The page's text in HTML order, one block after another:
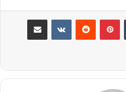
‫تامبلر پینترست‫رددیت ‫VKontakteاشتراک گذاری از طریق ایمیل